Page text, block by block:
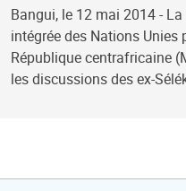
Bangui, le 12 mai 2014 -
intégrée des Nations
République centrafricaine
les discussions des ex-